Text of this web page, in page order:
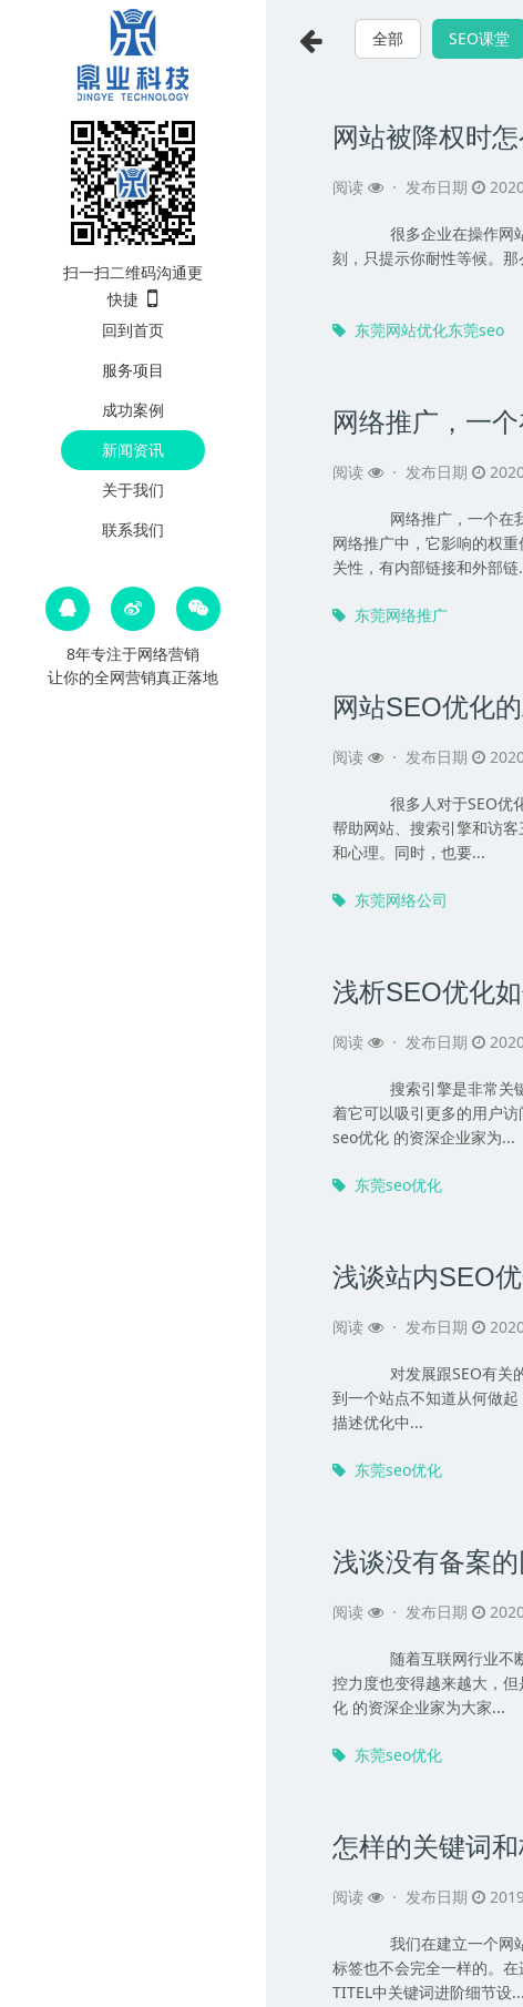
扫一扫二维码沟通更
快捷
回到首页
服务项目
成功案例
新闻资讯
关于我们
联系我们
8年专注于网络营销
让你的全网营销真正落地
全部 SEO课堂
网站被降权时
阅读 · 发布日期
很多企业在操作网站
刻，只提示你耐性等候。
东莞网站优化东莞seo
网络推广，一
阅读 · 发布日期
网络推广，一个在我
网络推广中，它影响的权
关性，有内部链接和外部链
东莞网络推广
网站SEO优化
阅读 · 发布日期
很多人对于SEO优化
帮助网站、搜索引擎和访
和心理。同时，也要...
东莞网络公司
浅析SEO优化
阅读 · 发布日期
搜索引擎是非常关键
着它可以吸引更多的用户
seo优化 的资深企业家为...
东莞seo优化
浅谈站内SEO
阅读 · 发布日期
对发展跟SEO有关的
到一个站点不知道从何做
描述优化中...
东莞seo优化
浅谈没有备案
阅读 · 发布日期
随着互联网行业不断
控力度也变得越来越大，
化 的资深企业家为大家...
东莞seo优化
怎样的关键词
阅读 · 发布日期
我们在建立一个网站
标签也不会完全一样的。
TITEL中关键词进阶细节设...